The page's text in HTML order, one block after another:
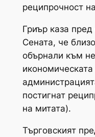
реципрочност
Гриър каза
Сената, че
обърнали към
постигнат
на митата).
Търговският